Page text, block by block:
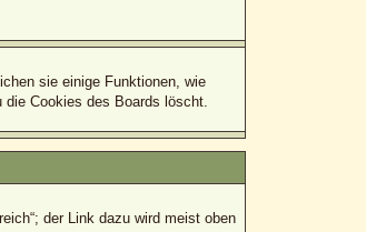
sie einige Funktionen, wie
Cookies des Boards löscht.
der Link dazu wird meist oben